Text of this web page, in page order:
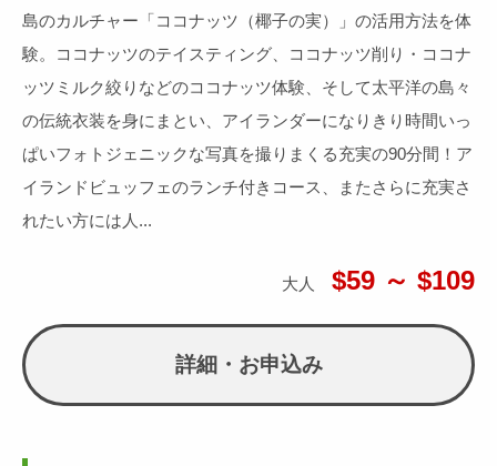
島のカルチャー「ココナッツ（椰子の実）」の活用方法を体
験。ココナッツのテイスティング、ココナッツ削り・ココナ
ッツミルク絞りなどのココナッツ体験、そして太平洋の島々
の伝統衣装を身にまとい、アイランダーになりきり時間いっ
ぱいフォトジェニックな写真を撮りまくる充実の90分間！ア
イランドビュッフェのランチ付きコース、またさらに充実さ
れたい方には人...
大人 $59 ～ $109
詳細・お申込み